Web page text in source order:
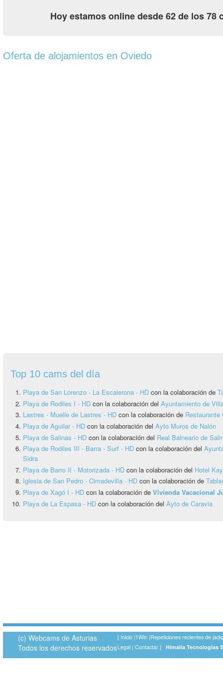
Hoy estamos online desde 62 de los 78
Oferta de alojamientos en Oviedo
Top 10 cams del día
Playa de San Lorenzo - La Escalerona - HD con la colaboración de
Playa de Rodiles I - HD con la colaboración del Ayuntamiento de
Lastres - Muelle de Lastres - HD con la colaboración de
Playa de Aguilar - HD con la colaboración del Ayto Muros de Nalón
Playa de Salinas - HD con la colaboración del Real Balneario de
Playa de Rodiles III - Barra - Surf - HD con la colaboración del
Sidra
Playa de Barro II - Motorizada - HD con la colaboración del Hotel
Iglesia de San Pedro - Cimadevilla - HD con la colaboración de
Playa de Xagó I - HD con la colaboración de Vivienda Vacacional
Playa de La Espasa - HD con la colaboración del Ayto de Caravia
(c) Webcams de Asturias
Todos los derechos reservados
[ Inicio |1Win |Repeticiones recientes de
Legal | Contactar ] Himalia Tecnologías